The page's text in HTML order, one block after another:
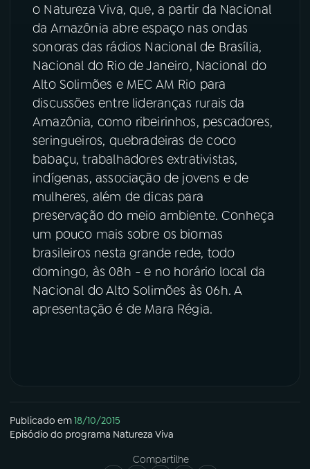
o Natureza Viva, que, a partir da Nacional
da Amazônia abre espaço nas ondas
sonoras das rádios Nacional de Brasília,
Nacional do Rio de Janeiro, Nacional do
Alto Solimões e MEC AM Rio para
discussões entre lideranças rurais da
Amazônia, como ribeirinhos, pescadores,
seringueiros, quebradeiras de coco
babaçu, trabalhadores extrativistas,
indígenas, associação de jovens e de
mulheres, além de dicas para
preservação do meio ambiente. Conheça
um pouco mais sobre os biomas
brasileiros nesta grande rede, todo
domingo, às 08h - e no horário local da
Nacional do Alto Solimões às 06h. A
apresentação é de Mara Régia.
Publicado em18/10/2015
Episódio do programa Natureza Viva
Compartilhe